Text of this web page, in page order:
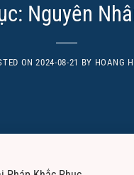
Nguyên
ON2024-08-21 BY HOANG